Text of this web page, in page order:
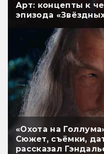
Арт: концепты к
эпизода
«Охота на
Сюжет, съёмки,
рассказал